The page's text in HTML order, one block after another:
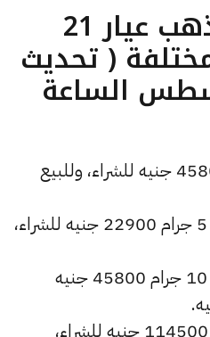
ما هو سعر الذهب عيار 21
( تحديث
27 أغسطس الساعة
سعر عيار 21 وزن 1 جرام 4580 جنيه للشراء، وللبيع
أسعار الذهب عيار 21 وزن 5 جرام 22900 جنيه للشراء،
أسعار الذهب عيار 21 وزن 10 جرام 45800 جنيه
سعر عيار 21 وزن 25 جرام 114500 جنيه للشراء،